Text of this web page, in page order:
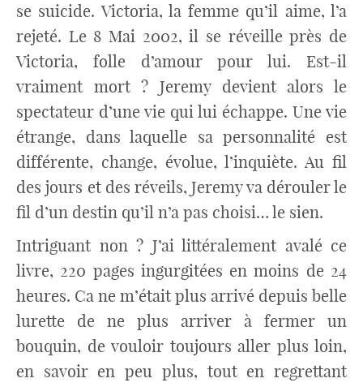
se suicide. Victoria, la femme qu’il aime, l’a
rejeté. Le 8 Mai 2002, il se réveille près de
Victoria, folle d’amour pour lui. Est-il
vraiment mort ? Jeremy devient alors le
spectateur d’une vie qui lui échappe. Une vie
étrange, dans laquelle sa personnalité est
différente, change, évolue, l’inquiète. Au fil
des jours et des réveils, Jeremy va dérouler le
fil d’un destin qu’il n’a pas choisi… le sien.
Intriguant non ? J’ai littéralement avalé ce
livre, 220 pages ingurgitées en moins de 24
heures. Ca ne m’était plus arrivé depuis belle
lurette de ne plus arriver à fermer un
bouquin, de vouloir toujours aller plus loin,
en savoir en peu plus, tout en regrettant